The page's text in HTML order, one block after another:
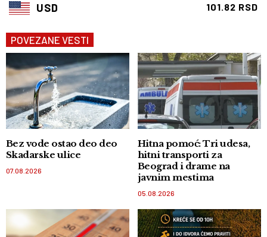
USD 101.82 RSD
POVEZANE VESTI
Bez vode ostao deo deo
Skadarske ulice
07.08.2026
Hitna pomoć: Tri udesa,
hitni transporti za
Beograd i drame na
javnim mestima
05.08.2026